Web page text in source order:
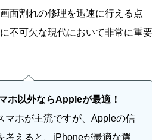
面割れの修理を迅速に行える点
不可欠な現代において非常に重要
ホ以外ならAppleが最適！
マホが主流ですが、Appleの信
考えると、iPhoneが最適な選